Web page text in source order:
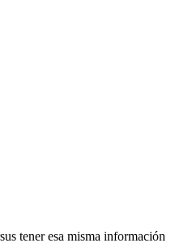
tener esa misma información